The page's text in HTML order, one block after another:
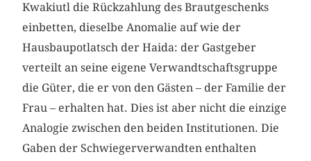
Kwakiutl die Rückzahlung des Brautgeschenks
einbetten, dieselbe Anomalie auf wie der
Hausbaupotlatsch der Haida: der Gastgeber
verteilt an seine eigene Verwandtschaftsgruppe
die Güter, die er von den Gästen – der Familie der
Frau – erhalten hat. Dies ist aber nicht die einzige
Analogie zwischen den beiden Institutionen. Die
Gaben der Schwiegerverwandten enthalten